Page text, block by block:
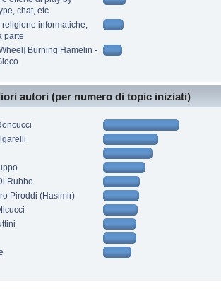
chat, etc.
religione informatiche,
parte
Burning Hamelin -
autori (per numero di topic iniziati)
Rubbo
Piroddi (Hasimir)